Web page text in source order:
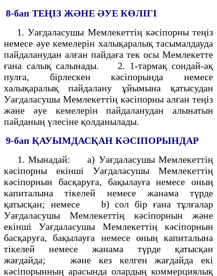
8-бап ТЕҢІЗ ЖӘНЕ ӘУЕ КӨЛІГІ
1. Уағдаласушы Мемлекеттің кәсіпорны теңіз
немесе әуе кемелерін халықаралық тасымалдауда
пайдаланудан алған пайдаға тек осы Мемлекетте
ғана салық салынады. 2. 1-тармақ сондай-ақ
пулға, бірлескен кәсіпорында немесе
халықаралық пайдалану ұйымына қатысудан
Уағдаласушы Мемлекеттің кәсіпорны алған теңіз
және әуе кемелерін пайдаланудан алынатын
пайданың үлесіне қолданылады.
9-бап ҚАУЫМДАСҚАН КӘСІПОРЫНДАР
1. Мынадай: а) Уағдаласушы Мемлекеттің
кәсіпорны екінші Уағдаласушы Мемлекеттің
кәсіпорнын басқаруға, бақылауға немесе оның
капиталына тікелей немесе жанама түрде
қатысқан; немесе b) сол бір ғана тұлғалар
Уағдаласушы Мемлекеттің кәсіпорнын және
екінші Уағдаласушы Мемлекеттің кәсіпорнын
басқаруға, бақылауға немесе оның капиталына
тікелей немесе жанама түрде қатысқан
жағдайда; және кез келген жағдайда екі
кәсіпорынның арасында олардың коммерциялық